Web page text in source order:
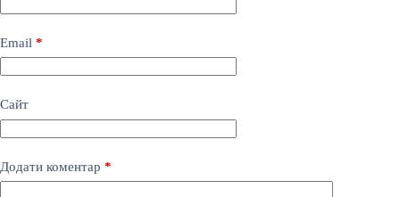
Email *
Сайт
Додати коментар *